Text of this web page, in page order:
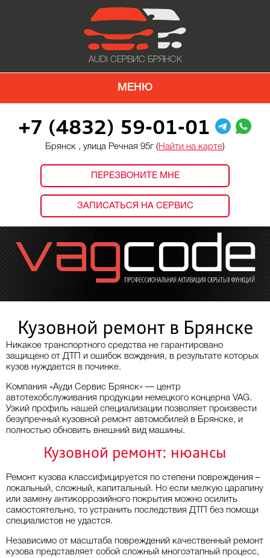
AUDI СЕРВИС БРЯНСК
МЕНЮ
ПЕРЕЗВОНИТЕ МНЕ
ЗАПИСАТЬСЯ НА СЕРВИС
+7 (4832) 59-01-01
Брянск , улица Речная 95г ( Найти на карте)
Кузовной ремонт в Брянске
Никакое транспортного средства не гарантировано
защищено от ДТП и ошибок вождения, в результате которых
кузов нуждается в починке.
Компания «Ауди Сервис Брянск» — центр
автотехобслуживания продукции немецкого концерна VAG.
Узкий профиль нашей специализации позволяет произвести
безупречный кузовной ремонт автомобилей в Брянске, и
полностью обновить внешний вид машины.
Кузовной ремонт: нюансы
Ремонт кузова классифицируется по степени повреждения –
локальный, сложный, капитальный. Но если мелкую царапину
или замену антикоррозийного покрытия можно осилить
самостоятельно, то устранить последствия ДТП без помощи
специалистов не удастся.
Независимо от масштаба повреждений качественный ремонт
кузова представляет собой сложный многоэтапный процесс,